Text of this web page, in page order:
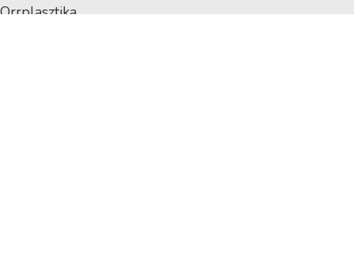
Orrplasztika